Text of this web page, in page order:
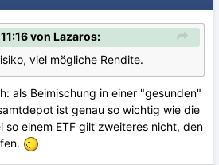
von Lazaros:
viel mögliche Rendite.
als Beimischung in einer "gesunden"
ist genau so wichtig wie die
so einem ETF gilt zweiteres nicht, den